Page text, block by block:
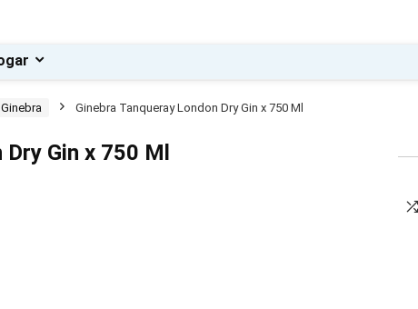
Ginebra Ginebra Tanqueray London Dry Gin x 750 Ml
Dry Gin x 750 Ml